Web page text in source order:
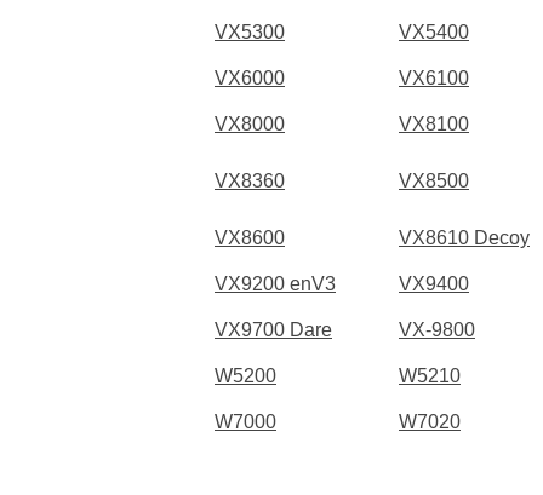
VX5300 VX5400
VX6000 VX6100
VX8000 VX8100
VX8360 VX8500
VX8600 VX8610 Decoy
VX9200 enV3 VX9400
VX9700 Dare VX-9800
W5200 W5210
W7000 W7020